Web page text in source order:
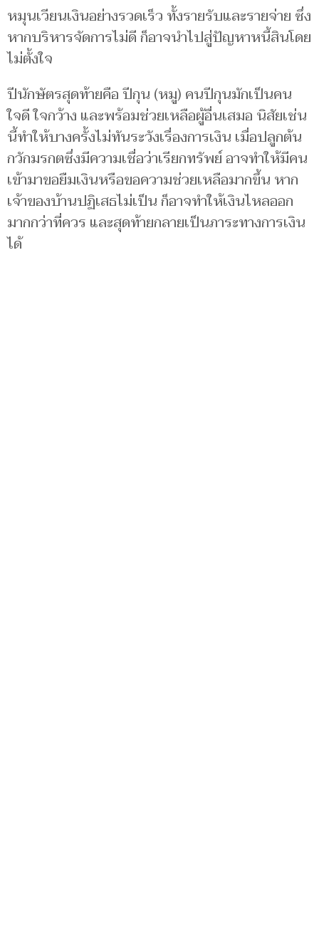
หมุนเวียนเงินอย่างรวดเร็ว ทั้งรายรับและรายจ่าย ซึ่ง
หากบริหารจัดการไม่ดี ก็อาจนำไปสู่ปัญหาหนี้สินโดย
ไม่ตั้งใจ
ปีนักษัตรสุดท้ายคือ ปีกุน (หมู) คนปีกุนมักเป็นคน
ใจดี ใจกว้าง และพร้อมช่วยเหลือผู้อื่นเสมอ นิสัยเช่น
นี้ทำให้บางครั้งไม่ทันระวังเรื่องการเงิน เมื่อปลูกต้น
กวักมรกตซึ่งมีความเชื่อว่าเรียกทรัพย์ อาจทำให้มีคน
เข้ามาขอยืมเงินหรือขอความช่วยเหลือมากขึ้น หาก
เจ้าของบ้านปฏิเสธไม่เป็น ก็อาจทำให้เงินไหลออก
มากกว่าที่ควร และสุดท้ายกลายเป็นภาระทางการเงิน
ได้